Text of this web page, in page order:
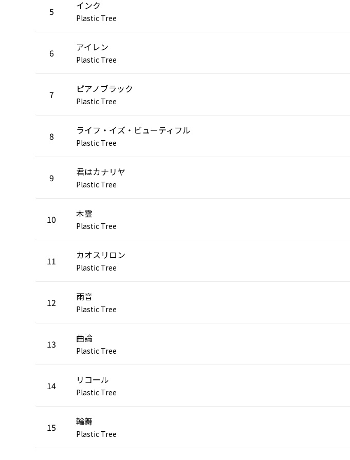
5 インク
Plastic Tree
6 アイレン
Plastic Tree
7 ピアノブラック
Plastic Tree
8 ライフ・イズ・ビューティフル
Plastic Tree
9 君はカナリヤ
Plastic Tree
10 木霊
Plastic Tree
11 カオスリロン
Plastic Tree
12 雨音
Plastic Tree
13 曲論
Plastic Tree
14 リコール
Plastic Tree
15 輪舞
Plastic Tree